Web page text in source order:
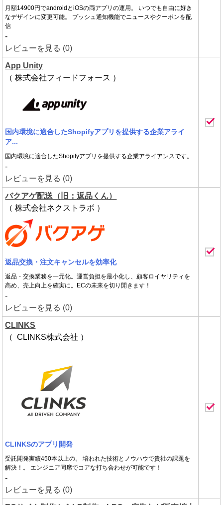
月額14900円でandroidとiOSの両アプリの運用。 いつでも自由に好き
なデザインに変更可能。 プッシュ通知機能でニュースやクーポンを配
信
-
レビューを見る (0)
App Unity
（ 株式会社フィードフォース ）
国内環境に適合したShopifyアプリを提供する企業アライ
ア...
国内環境に適合したShopifyアプリを提供する企業アライアンスです。
-
レビューを見る (0)
バクアゲ配送（旧：返品くん）
（ 株式会社ネクストラボ ）
返品交換・注文キャンセルを効率化
返品・交換業務を一元化。運営負担を最小化し、顧客ロイヤリティを
高め、売上向上を確実に。ECの未来を切り開きます！
-
レビューを見る (0)
CLINKS
（ CLINKS株式会社 ）
CLINKSのアプリ開発
受託開発実績450本以上の。 培われた技術とノウハウで貴社の課題を
解決！。 エンジニア同席でコアな打ち合わせが可能です！
-
レビューを見る (0)